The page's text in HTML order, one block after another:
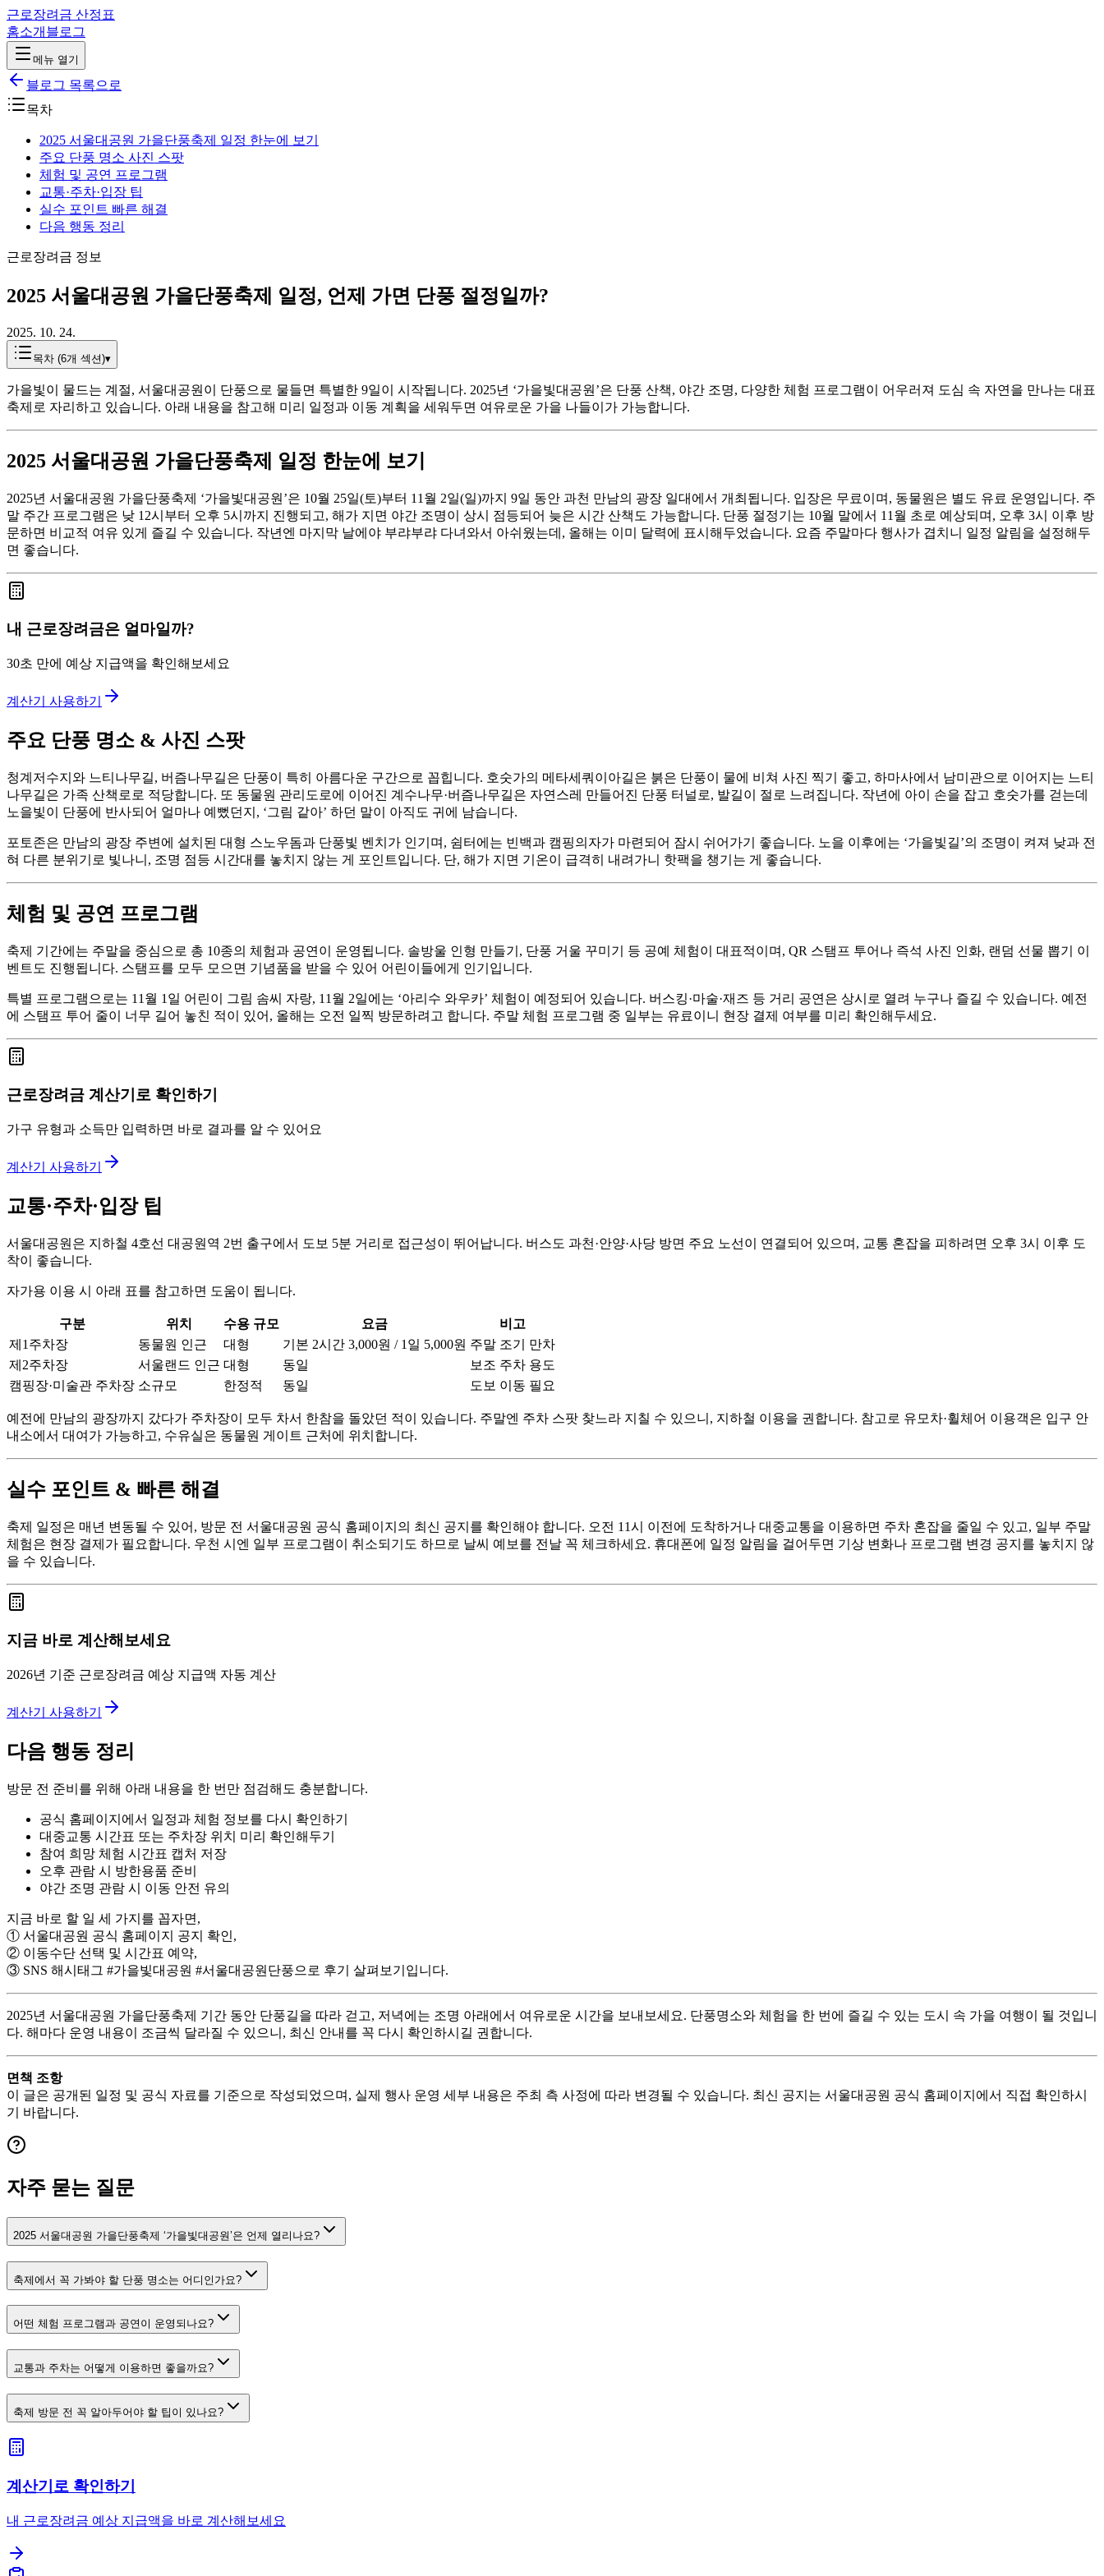
근로장려금 산정표
홈소개 블로그
메뉴 열기
블로그 목록으로
목차
2025 서울대공원 가을단풍축제 일정 한눈에 보기
주요 단풍 명소 사진 스팟
체험 및 공연 프로그램
교통·주차·입장 팁
실수 포인트 빠른 해결
다음 행동 정리
근로장려금 정보
2025 서울대공원 가을단풍축제 일정, 언제 가면 단풍 절정일까?
2025. 10. 24.
목차 (6개 섹션)▾
가을빛이 물드는 계절, 서울대공원이 단풍으로 물들면 특별한 9일이 시작됩니다. 2025년 ‘가을빛대공원’은 단풍 산책, 야간 조명, 다양한 체험 프로그램이 어우러져 도심 속 자연을 만나는 대표
축제로 자리하고 있습니다. 아래 내용을 참고해 미리 일정과 이동 계획을 세워두면 여유로운 가을 나들이가 가능합니다.
2025 서울대공원 가을단풍축제 일정 한눈에 보기
2025년 서울대공원 가을단풍축제 ‘가을빛대공원’은 10월 25일(토)부터 11월 2일(일)까지 9일 동안 과천 만남의 광장 일대에서 개최됩니다. 입장은 무료이며, 동물원은 별도 유료 운영입니다. 주
말 주간 프로그램은 낮 12시부터 오후 5시까지 진행되고, 해가 지면 야간 조명이 상시 점등되어 늦은 시간 산책도 가능합니다. 단풍 절정기는 10월 말에서 11월 초로 예상되며, 오후 3시 이후 방
문하면 비교적 여유 있게 즐길 수 있습니다. 작년엔 마지막 날에야 부랴부랴 다녀와서 아쉬웠는데, 올해는 이미 달력에 표시해두었습니다. 요즘 주말마다 행사가 겹치니 일정 알림을 설정해두
면 좋습니다.
내 근로장려금은 얼마일까?
30초 만에 예상 지급액을 확인해보세요
계산기 사용하기
주요 단풍 명소 & 사진 스팟
청계저수지와 느티나무길, 버즘나무길은 단풍이 특히 아름다운 구간으로 꼽힙니다. 호숫가의 메타세쿼이아길은 붉은 단풍이 물에 비쳐 사진 찍기 좋고, 하마사에서 남미관으로 이어지는 느티
나무길은 가족 산책로로 적당합니다. 또 동물원 관리도로에 이어진 계수나무·버즘나무길은 자연스레 만들어진 단풍 터널로, 발길이 절로 느려집니다. 작년에 아이 손을 잡고 호숫가를 걷는데
노을빛이 단풍에 반사되어 얼마나 예뻤던지, ‘그림 같아’ 하던 말이 아직도 귀에 남습니다.
포토존은 만남의 광장 주변에 설치된 대형 스노우돔과 단풍빛 벤치가 인기며, 쉼터에는 빈백과 캠핑의자가 마련되어 잠시 쉬어가기 좋습니다. 노을 이후에는 ‘가을빛길’의 조명이 켜져 낮과 전
혀 다른 분위기로 빛나니, 조명 점등 시간대를 놓치지 않는 게 포인트입니다. 단, 해가 지면 기온이 급격히 내려가니 핫팩을 챙기는 게 좋습니다.
체험 및 공연 프로그램
축제 기간에는 주말을 중심으로 총 10종의 체험과 공연이 운영됩니다. 솔방울 인형 만들기, 단풍 거울 꾸미기 등 공예 체험이 대표적이며, QR 스탬프 투어나 즉석 사진 인화, 랜덤 선물 뽑기 이
벤트도 진행됩니다. 스탬프를 모두 모으면 기념품을 받을 수 있어 어린이들에게 인기입니다.
특별 프로그램으로는 11월 1일 어린이 그림 솜씨 자랑, 11월 2일에는 ‘아리수 와우카’ 체험이 예정되어 있습니다. 버스킹·마술·재즈 등 거리 공연은 상시로 열려 누구나 즐길 수 있습니다. 예전
에 스탬프 투어 줄이 너무 길어 놓친 적이 있어, 올해는 오전 일찍 방문하려고 합니다. 주말 체험 프로그램 중 일부는 유료이니 현장 결제 여부를 미리 확인해두세요.
근로장려금 계산기로 확인하기
가구 유형과 소득만 입력하면 바로 결과를 알 수 있어요
계산기 사용하기
교통·주차·입장 팁
서울대공원은 지하철 4호선 대공원역 2번 출구에서 도보 5분 거리로 접근성이 뛰어납니다. 버스도 과천·안양·사당 방면 주요 노선이 연결되어 있으며, 교통 혼잡을 피하려면 오후 3시 이후 도
착이 좋습니다.
자가용 이용 시 아래 표를 참고하면 도움이 됩니다.
구분 위치 수용 규모 요금
비고
제1주차장
동물원 인근 대형 기본 2시간 3,000원 / 1일 5,000원 주말 조기 만차
제2주차장
서울랜드 인근 대형 동일
보조 주차 용도
캠핑장·미술관 주차장 소규모 한정적 동일 도보 이동 필요
예전에 만남의 광장까지 갔다가 주차장이 모두 차서 한참을 돌았던 적이 있습니다. 주말엔 주차 스팟 찾느라 지칠 수 있으니, 지하철 이용을 권합니다. 참고로 유모차·휠체어 이용객은 입구 안
내소에서 대여가 가능하고, 수유실은 동물원 게이트 근처에 위치합니다.
실수 포인트 & 빠른 해결
축제 일정은 매년 변동될 수 있어, 방문 전 서울대공원 공식 홈페이지의 최신 공지를 확인해야 합니다. 오전 11시 이전에 도착하거나 대중교통을 이용하면 주차 혼잡을 줄일 수 있고, 일부 주말
체험은 현장 결제가 필요합니다. 우천 시엔 일부 프로그램이 취소되기도 하므로 날씨 예보를 전날 꼭 체크하세요. 휴대폰에 일정 알림을 걸어두면 기상 변화나 프로그램 변경 공지를 놓치지 않
을 수 있습니다.
지금 바로 계산해보세요
2026년 기준 근로장려금 예상 지급액 자동 계산
계산기 사용하기
다음 행동 정리
방문 전 준비를 위해 아래 내용을 한 번만 점검해도 충분합니다.
공식 홈페이지에서 일정과 체험 정보를 다시 확인하기
대중교통 시간표 또는 주차장 위치 미리 확인해두기
참여 희망 체험 시간표 캡처 저장
오후 관람 시 방한용품 준비
야간 조명 관람 시 이동 안전 유의
지금 바로 할 일 세 가지를 꼽자면,
① 서울대공원 공식 홈페이지 공지 확인,
② 이동수단 선택 및 시간표 예약,
③ SNS 해시태그 #가을빛대공원 #서울대공원단풍으로 후기 살펴보기입니다.
2025년 서울대공원 가을단풍축제 기간 동안 단풍길을 따라 걷고, 저녁에는 조명 아래에서 여유로운 시간을 보내보세요. 단풍명소와 체험을 한 번에 즐길 수 있는 도시 속 가을 여행이 될 것입니
다. 해마다 운영 내용이 조금씩 달라질 수 있으니, 최신 안내를 꼭 다시 확인하시길 권합니다.
면책 조항
이 글은 공개된 일정 및 공식 자료를 기준으로 작성되었으며, 실제 행사 운영 세부 내용은 주최 측 사정에 따라 변경될 수 있습니다. 최신 공지는 서울대공원 공식 홈페이지에서 직접 확인하시
기 바랍니다.
자주 묻는 질문
2025 서울대공원 가을단풍축제 ‘가을빛대공원’은 언제 열리나요?
축제에서 꼭 가봐야 할 단풍 명소는 어디인가요?
어떤 체험 프로그램과 공연이 운영되나요?
교통과 주차는 어떻게 이용하면 좋을까요?
축제 방문 전 꼭 알아두어야 할 팁이 있나요?
계산기로 확인하기
내 근로장려금 예상 지급액을 바로 계산해보세요